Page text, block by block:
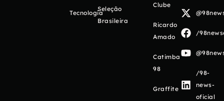
Tecnologia
Seleção
Brasileira
Clube
Ricardo
Amado
Catimba
98
Graffite
/
/98-
news-
oficial